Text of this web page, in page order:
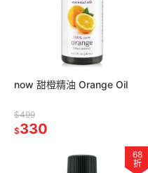
now 甜橙精油 Orange Oil
$499
$330
68
折